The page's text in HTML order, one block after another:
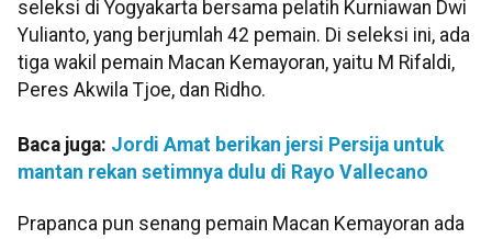
seleksi di Yogyakarta bersama pelatih Kurniawan Dwi
Yulianto, yang berjumlah 42 pemain. Di seleksi ini, ada
tiga wakil pemain Macan Kemayoran, yaitu M Rifaldi,
Peres Akwila Tjoe, dan Ridho.
Baca juga: Jordi Amat berikan jersi Persija untuk
mantan rekan setimnya dulu di Rayo Vallecano
Prapanca pun senang pemain Macan Kemayoran ada